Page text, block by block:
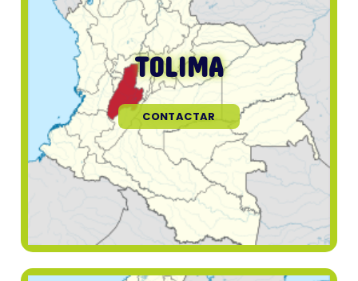
TOLIMA
CONTACTAR